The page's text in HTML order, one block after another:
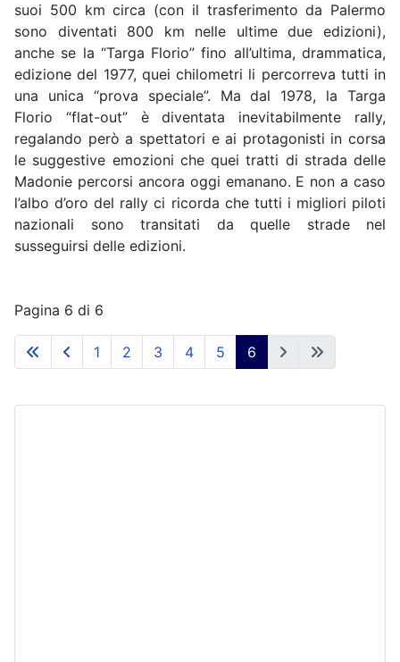
suoi 500 km circa (con il trasferimento da Palermo
sono diventati 800 km nelle ultime due edizioni),
anche se la “Targa Florio” fino all’ultima, drammatica,
edizione del 1977, quei chilometri li percorreva tutti in
una unica “prova speciale”. Ma dal 1978, la Targa
Florio “flat-out” è diventata inevitabilmente rally,
regalando però a spettatori e ai protagonisti in corsa
le suggestive emozioni che quei tratti di strada delle
Madonie percorsi ancora oggi emanano. E non a caso
l’albo d’oro del rally ci ricorda che tutti i migliori piloti
nazionali sono transitati da quelle strade nel
susseguirsi delle edizioni.
Pagina 6 di 6
1 2 3 4 5 6